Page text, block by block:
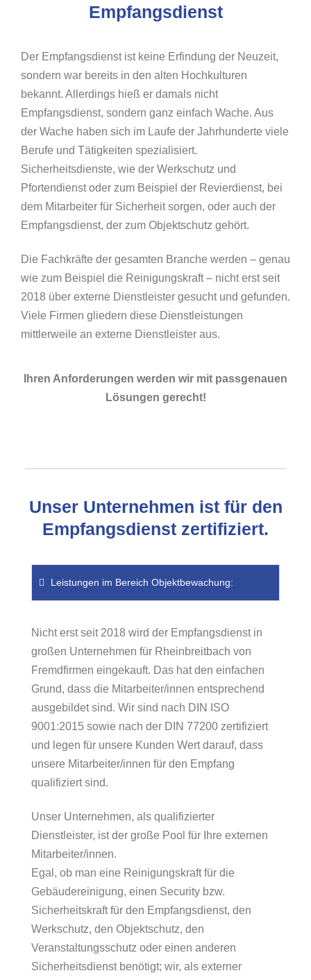
Empfangsdienst
Der Empfangsdienst ist keine Erfindung der Neuzeit,
sondern war bereits in den alten Hochkulturen
bekannt. Allerdings hieß er damals nicht
Empfangsdienst, sondern ganz einfach Wache. Aus
der Wache haben sich im Laufe der Jahrhunderte viele
Berufe und Tätigkeiten spezialisiert.
Sicherheitsdienste, wie der Werkschutz und
Pfortendienst oder zum Beispiel der Revierdienst, bei
dem Mitarbeiter für Sicherheit sorgen, oder auch der
Empfangsdienst, der zum Objektschutz gehört.
Die Fachkräfte der gesamten Branche werden – genau
wie zum Beispiel die Reinigungskraft – nicht erst seit
2018 über externe Dienstleister gesucht und gefunden.
Viele Firmen gliedern diese Dienstleistungen
mittlerweile an externe Dienstleister aus.
Ihren Anforderungen werden wir mit passgenauen
Lösungen gerecht!
Unser Unternehmen ist für den
Empfangsdienst zertifiziert.
Leistungen im Bereich Objektbewachung:
Nicht erst seit 2018 wird der Empfangsdienst in
großen Unternehmen für Rheinbreitbach von
Fremdfirmen eingekauft. Das hat den einfachen
Grund, dass die Mitarbeiter/innen entsprechend
ausgebildet sind. Wir sind nach DIN ISO
9001:2015 sowie nach der DIN 77200 zertifiziert
und legen für unsere Kunden Wert darauf, dass
unsere Mitarbeiter/innen für den Empfang
qualifiziert sind.
Unser Unternehmen, als qualifizierter
Dienstleister, ist der große Pool für Ihre externen
Mitarbeiter/innen.
Egal, ob man eine Reinigungskraft für die
Gebäudereinigung, einen Security bzw.
Sicherheitskraft für den Empfangsdienst, den
Werkschutz, den Objektschutz, den
Veranstaltungsschutz oder einen anderen
Sicherheitsdienst benötigt; wir, als externer